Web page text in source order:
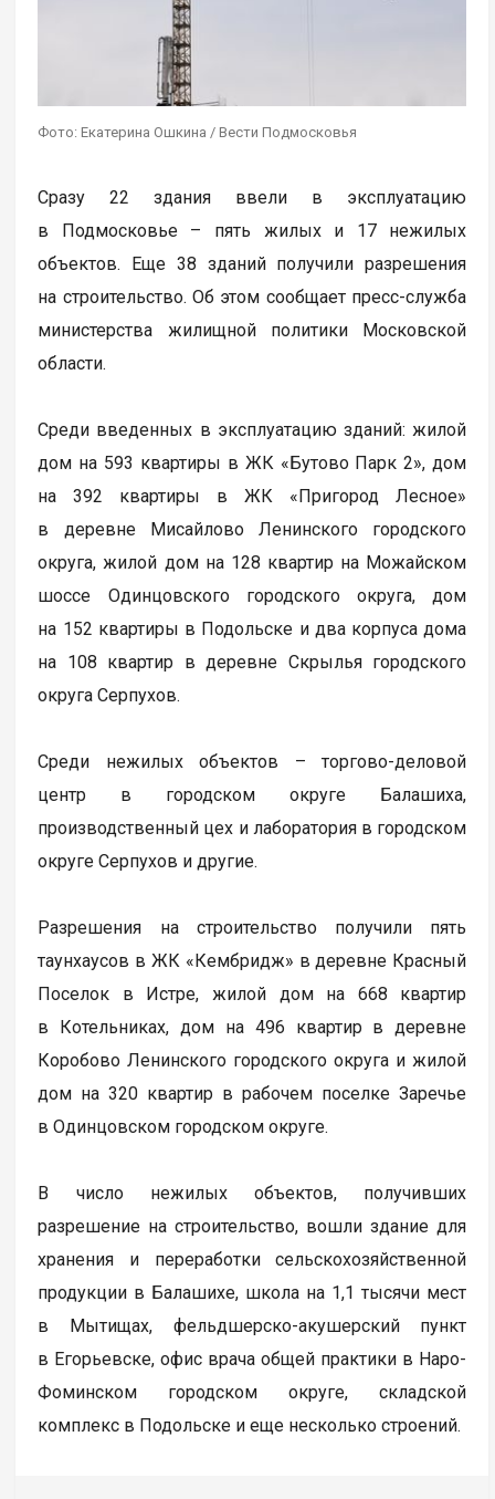
Фото: Екатерина Ошкина / Вести Подмосковья
Сразу 22 здания ввели в эксплуатацию
в Подмосковье – пять жилых и 17 нежилых
объектов. Еще 38 зданий получили разрешения
на строительство. Об этом сообщает пресс-служба
министерства жилищной политики Московской
области.
Среди введенных в эксплуатацию зданий: жилой
дом на 593 квартиры в ЖК «Бутово Парк 2», дом
на 392 квартиры в ЖК «Пригород Лесное»
в деревне Мисайлово Ленинского городского
округа, жилой дом на 128 квартир на Можайском
шоссе Одинцовского городского округа, дом
на 152 квартиры в Подольске и два корпуса дома
на 108 квартир в деревне Скрылья городского
округа Серпухов.
Среди нежилых объектов – торгово-деловой
центр в городском округе Балашиха,
производственный цех и лаборатория в городском
округе Серпухов и другие.
Разрешения на строительство получили пять
таунхаусов в ЖК «Кембридж» в деревне Красный
Поселок в Истре, жилой дом на 668 квартир
в Котельниках, дом на 496 квартир в деревне
Коробово Ленинского городского округа и жилой
дом на 320 квартир в рабочем поселке Заречье
в Одинцовском городском округе.
В число нежилых объектов, получивших
разрешение на строительство, вошли здание для
хранения и переработки сельскохозяйственной
продукции в Балашихе, школа на 1,1 тысячи мест
в Мытищах, фельдшерско-акушерский пункт
в Егорьевске, офис врача общей практики в Наро-
Фоминском городском округе, складской
комплекс в Подольске и еще несколько строений.